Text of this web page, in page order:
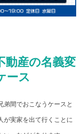
動産の名義変
ース
弟間でおこなうケースと
が実家を出て行くことに